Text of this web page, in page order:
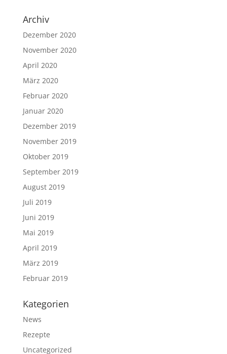
Archiv
Dezember 2020
November 2020
April 2020
März 2020
Februar 2020
Januar 2020
Dezember 2019
November 2019
Oktober 2019
September 2019
August 2019
Juli 2019
Juni 2019
Mai 2019
April 2019
März 2019
Februar 2019
Kategorien
News
Rezepte
Uncategorized